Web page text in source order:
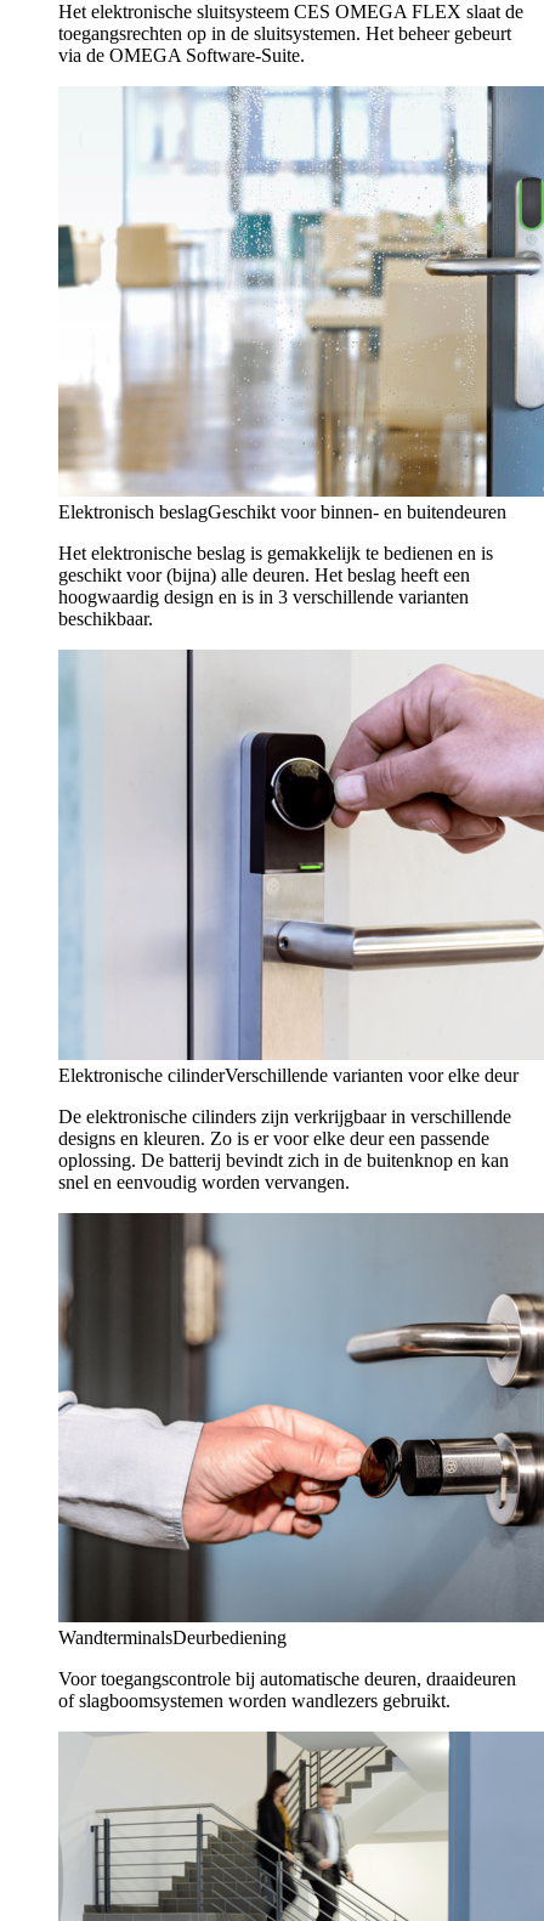
Het elektronische sluitsysteem CES OMEGA FLEX slaat de
toegangsrechten op in de sluitsystemen. Het beheer gebeurt
via de OMEGA Software-Suite.
Elektronisch beslagGeschikt voor binnen- en buitendeuren
Het elektronische beslag is gemakkelijk te bedienen en is
geschikt voor (bijna) alle deuren. Het beslag heeft een
hoogwaardig design en is in 3 verschillende varianten
beschikbaar.
Elektronische cilinderVerschillende varianten voor elke deur
De elektronische cilinders zijn verkrijgbaar in verschillende
designs en kleuren. Zo is er voor elke deur een passende
oplossing. De batterij bevindt zich in de buitenknop en kan
snel en eenvoudig worden vervangen.
WandterminalsDeurbediening
Voor toegangscontrole bij automatische deuren, draaideuren
of slagboomsystemen worden wandlezers gebruikt.